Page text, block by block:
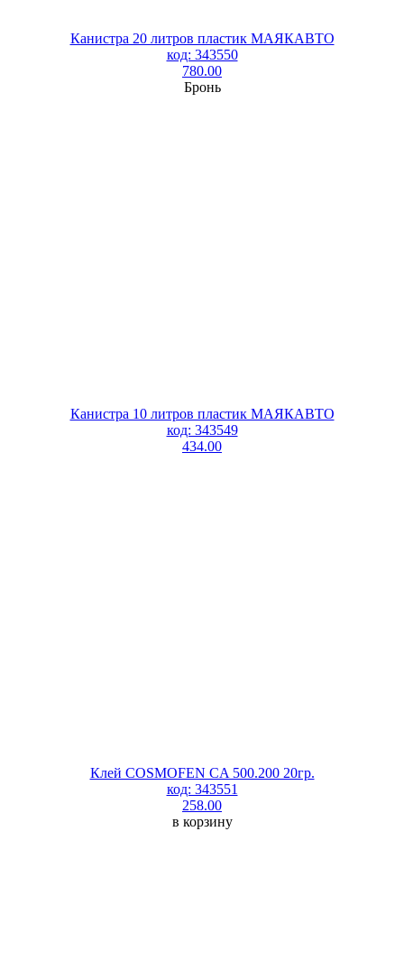
Канистра 20 литров пластик МАЯКАВТО
код: 343550
780.00
Бронь
Канистра 10 литров пластик МАЯКАВТО
код: 343549
434.00
Клей COSMOFEN CA 500.200 20гр.
код: 343551
258.00
в корзину